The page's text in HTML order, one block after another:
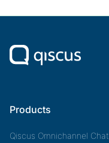
Products
Qiscus Omnichannel Chat